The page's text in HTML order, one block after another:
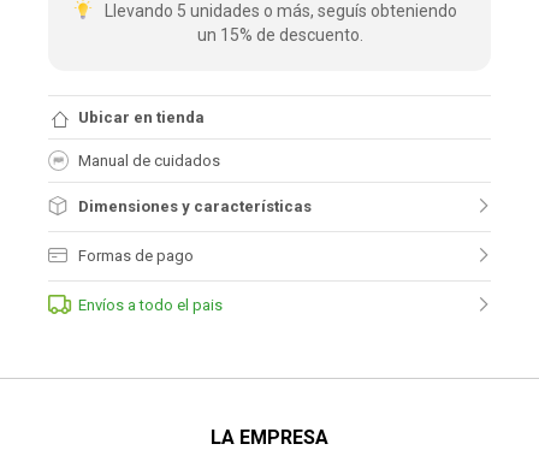
Llevando 5 unidades o más, seguís obteniendo
un 15% de descuento.
Ubicar en tienda
Manual de cuidados
Dimensiones y características
Formas de pago
Envíos a todo el pais
LA EMPRESA